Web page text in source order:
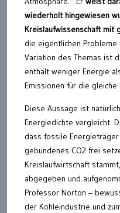
wiederholt hingewiesen
Kreislaufwissenschaft mit
die eigentlichen Probleme
Variation des Themas ist
enthält weniger Energie
Emissionen für die
Diese Aussage ist
Energiedichte vergleicht.
dass fossile
gebundenes CO2 frei
Kreislaufwirtschaft
abgegeben und
Professor Norton –
der Kohleindustrie und